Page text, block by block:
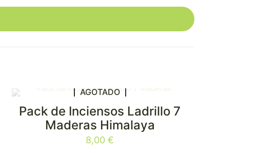
AGOTADO
Pack de Inciensos Ladrillo 7
Maderas Himalaya
8,00€